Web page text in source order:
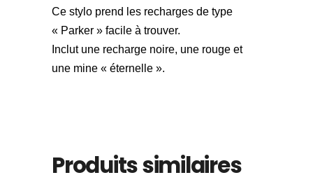
Ce stylo prend les recharges de type
« Parker » facile à trouver.
Inclut une recharge noire, une rouge et
une mine « éternelle ».
Produits similaires